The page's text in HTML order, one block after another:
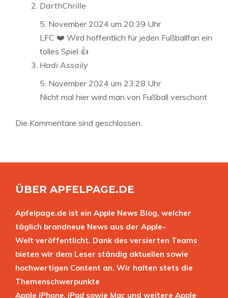
DarthChrille
5. November 2024 um 20:39 Uhr
LFC ❤️ Wird hoffentlich für jeden Fußballfan ein
tolles Spiel 👍
Hadi Assaily
5. November 2024 um 23:28 Uhr
Nicht mal hier wird man von Fußball verschont
Die Kommentare sind geschlossen.
ÜBER APFELPAGE.DE
Apfelpage.de ist ein Apple News Blog, welcher
täglich brandneue News aus der Apple-
Welt veröffentlicht. Dank des versierten Teams
bieten wir dem Leser ständig aktuellen sowie
hochwertigen Content an. Wir halten stets die
Themenschwerpunkte
Apple iPhone, iPad sowie Mac und weitere Apple